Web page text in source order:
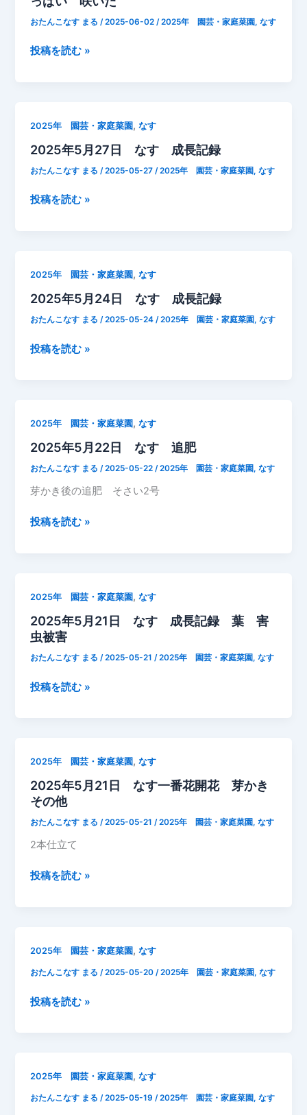
し
誘
一
花
おたんこなす まる /2025-06-02 /2025年 園芸・家庭菜園,なす
2025
日
な
す
長
が
い
っ
い
投稿を読む »
2025年 園芸・家庭菜園 ,なす
2025年5月27日 なす 成長記録
おたんこなす まる /2025-05-27 /2025年 園芸・家庭菜園,なす
2025
日
な
す
長
投稿を読む »
2025年 園芸・家庭菜園 ,なす
2025年5月24日 なす 成長記録
おたんこなす まる /2025-05-24 /2025年 園芸・家庭菜園,なす
2025
日
な
す
長
録
投稿を読む »
2025年 園芸・家庭菜園 ,なす
2025年5月22日 なす 追肥
おたんこなす まる /2025-05-22 /2025年 園芸・家庭菜園,なす
芽かき後の追肥 そさい2号
2025
日
な
す
追
投稿を読む »
2025年 園芸・家庭菜園 ,なす
2025年5月21日 なす 成長記録 葉 害
虫被害
おたんこなす まる /2025-05-21 /2025年 園芸・家庭菜園,なす
2025
日
な
す
成
記
葉
害
投稿を読む »
2025年 園芸・家庭菜園 ,なす
2025年5月21日 なす一番花開花 芽かき
その他
おたんこなす まる /2025-05-21 /2025年 園芸・家庭菜園,なす
2本仕立て
2025
日
な
一
花
か
投稿を読む »
2025年 園芸・家庭菜園 ,なす
おたんこなす まる /2025-05-20 /2025年 園芸・家庭菜園,なす
2025
日
な
投稿を読む »
2025年 園芸・家庭菜園 ,なす
おたんこなす まる/2025-05-19/2025年 園芸・家庭菜園,なす